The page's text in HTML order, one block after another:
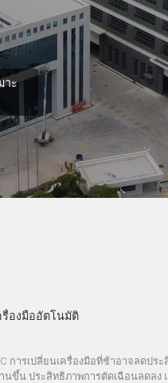
าะ
รื่องมืออัตโนมัติ
การเปลี่ยนเครื่องมือที่ช้าอาจลดป
นขึ้น ประสิทธิภาพการตัดเฉือนลดล